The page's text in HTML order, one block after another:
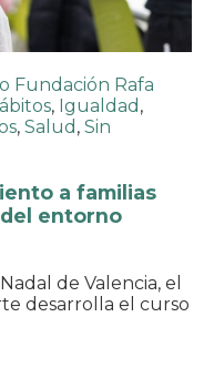
Fundación Rafa
, Igualdad ,
, Salud , Sin
a familias
entorno
de Valencia, el
desarrolla el curso